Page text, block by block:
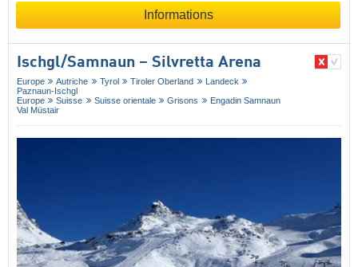
Informations
Ischgl/​Samnaun – Silvretta Arena
Europe Autriche Tyrol Tiroler Oberland
Landeck
Paznaun-Ischgl
Europe
Suisse Suisse orientale Grisons
Engadin Samnaun
Val Müstair